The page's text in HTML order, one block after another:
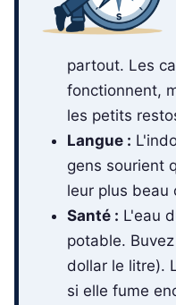
partout. Les
fonctionnent,
les petits
Langue :
gens sourient
leur plus beau
Santé : L'eau
potable.
dollar le litre).
si elle fume